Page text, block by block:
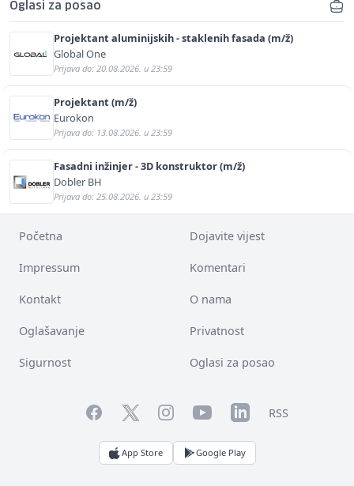
Oglasi za posao
Projektant aluminijskih - staklenih fasada (m/ž)
Global One
Prijava do: 20.08.2026. u 23:59
Projektant (m/ž)
Eurokon
Prijava do: 13.08.2026. u 23:59
Fasadni inžinjer - 3D konstruktor (m/ž)
Dobler BH
Prijava do: 25.08.2026. u 23:59
Početna Dojavite vijest
Impressum Komentari
Kontakt O nama
Oglašavanje Privatnost
Sigurnost Oglasi za posao
FacebookTwitterInstagramYouTubeLinkedInRSS
App Store Google Play